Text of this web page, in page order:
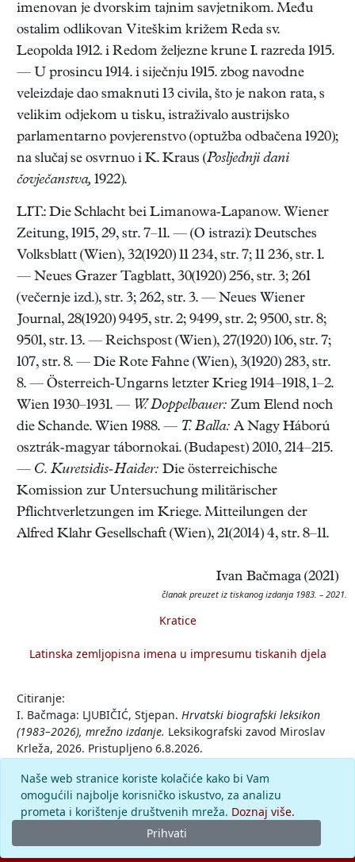
imenovan je dvorskim tajnim savjetnikom. Među
ostalim odlikovan Viteškim križem Reda sv.
Leopolda 1912. i Redom željezne krune I. razreda 1915.
— U prosincu 1914. i siječnju 1915. zbog navodne
veleizdaje dao smaknuti 13 civila, što je nakon rata, s
velikim odjekom u tisku, istraživalo austrijsko
parlamentarno povjerenstvo (optužba odbačena 1920);
na slučaj se osvrnuo i K. Kraus (Posljednji dani
čovječanstva, 1922).
LIT.: Die Schlacht bei Limanowa-Lapanow. Wiener
Zeitung, 1915, 29, str. 7–11. — (O istrazi): Deutsches
Volksblatt (Wien), 32(1920) 11 234, str. 7; 11 236, str. 1.
— Neues Grazer Tagblatt, 30(1920) 256, str. 3; 261
(večernje izd.), str. 3; 262, str. 3. — Neues Wiener
Journal, 28(1920) 9495, str. 2; 9499, str. 2; 9500, str. 8;
9501, str. 13. — Reichspost (Wien), 27(1920) 106, str. 7;
107, str. 8. — Die Rote Fahne (Wien), 3(1920) 283, str.
8. — Österreich-Ungarns letzter Krieg 1914–1918, 1–2.
Wien 1930–1931. — W. Doppelbauer: Zum Elend noch
die Schande. Wien 1988. — T. Balla: A Nagy Háború
osztrák-magyar tábornokai. (Budapest) 2010, 214–215.
— C. Kuretsidis-Haider: Die österreichische
Komission zur Untersuchung militärischer
Pflichtverletzungen im Kriege. Mitteilungen der
Alfred Klahr Gesellschaft (Wien), 21(2014) 4, str. 8–11.
Ivan Bačmaga (2021)
članak preuzet iz tiskanog izdanja 1983. – 2021.
Kratice
Latinska zemljopisna imena u impresumu tiskanih djela
Citiranje:
I. Bačmaga: LJUBIČIĆ, Stjepan. Hrvatski biografski leksikon
(1983–2026), mrežno izdanje. Leksikografski zavod Miroslav
Krleža, 2026. Pristupljeno 6.8.2026.
Komentar
Naše web stranice koriste kolačiće kako bi Vam
omogućili najbolje korisničko iskustvo, za analizu
prometa i korištenje društvenih mreža. Doznaj više.
Prihvati
© 2026.Leksikografski zavodMiroslav Krleža